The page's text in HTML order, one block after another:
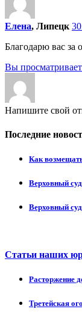
Елена, Липецк
Благодарю вас за
Вы
Напишите свой
Последние
Как
Верховный
Верховный
Статьи наших
Расторжение
Третейская